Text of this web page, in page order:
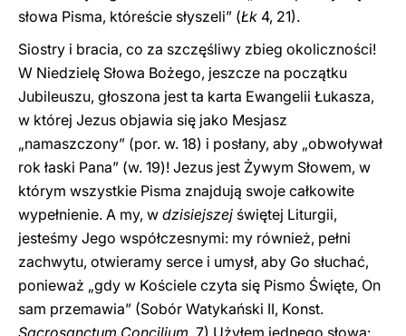
słowa Pisma, któreście słyszeli” (Łk 4, 21).
Siostry i bracia, co za szczęśliwy zbieg okoliczności!
W Niedzielę Słowa Bożego, jeszcze na początku
Jubileuszu, głoszona jest ta karta Ewangelii Łukasza,
w której Jezus objawia się jako Mesjasz
„namaszczony” (por. w. 18) i posłany, aby „obwoływał
rok łaski Pana” (w. 19)! Jezus jest Żywym Słowem, w
którym wszystkie Pisma znajdują swoje całkowite
wypełnienie. A my, w dzisiejszej świętej Liturgii,
jesteśmy Jego współczesnymi: my również, pełni
zachwytu, otwieramy serce i umysł, aby Go słuchać,
ponieważ „gdy w Kościele czyta się Pismo Święte, On
sam przemawia” (Sobór Watykański II, Konst.
Sacrosanctum Concilium, 7).Użyłem jednego słowa: